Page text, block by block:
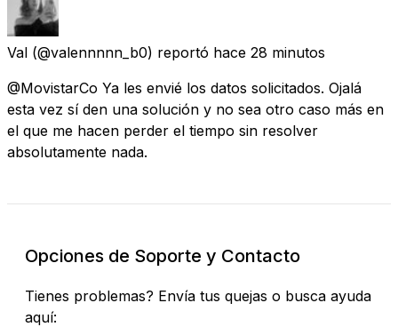
Val (@valennnnn_b0) reportó hace 28 minutos
@MovistarCo Ya les envié los datos solicitados. Ojalá
esta vez sí den una solución y no sea otro caso más en
el que me hacen perder el tiempo sin resolver
absolutamente nada.
Opciones de Soporte y Contacto
Tienes problemas? Envía tus quejas o busca ayuda
aquí: